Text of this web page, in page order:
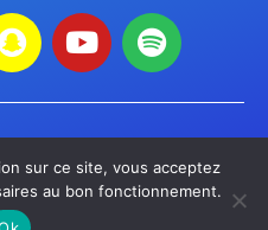
Vallée de Montmorency
sur ce site, vous acceptez
au bon fonctionnement.